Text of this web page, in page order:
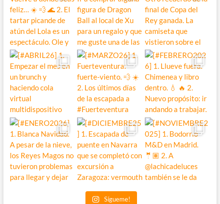
Sígueme!